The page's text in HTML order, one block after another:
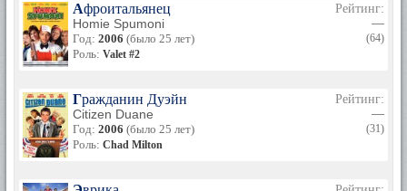
Афроитальянец
Homie Spumoni
Год: 2006 (было 25 лет)
Роль: Valet #2
Рейтинг:
—
(64)
Гражданин Дуэйн
Citizen Duane
Год: 2006 (было 25 лет)
Роль: Chad Milton
Рейтинг:
—
(31)